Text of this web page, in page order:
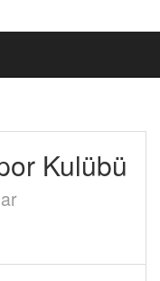
Kulübü